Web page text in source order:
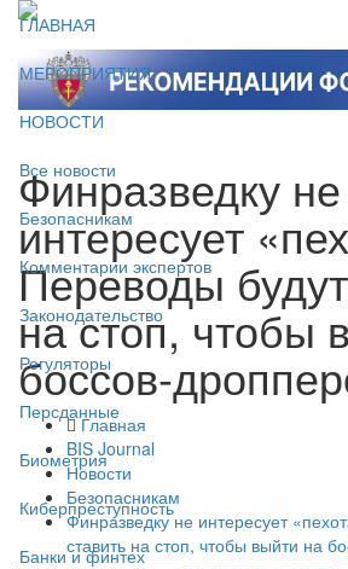
ГЛАВНАЯ
МЕРОПРИЯТИЯ
НОВОСТИ
Все новости
Безопасникам
Комментарии экспертов
Законодательство
Регуляторы
Персданные
Биометрия
Киберпреступность
Банки и финтех
Финразведку не
интересует
Переводы
на стоп, чтобы
боссов-
Главная
BIS Journal
Новости
Безопасникам
Финразведку не интересует
ставить на стоп, чтобы выйти на